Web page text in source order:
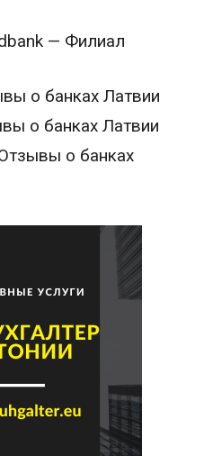
— Филиал
о банках Латвии
о банках Латвии
о банках